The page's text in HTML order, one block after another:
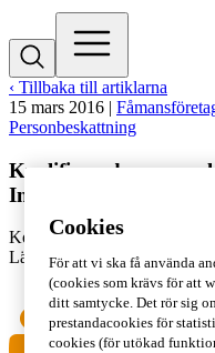
‹ Tillbaka till artiklarna
15 mars 2016 |
Personbeskattning
Kvalificerade
Incitamentsutrednings
KontaktaPwC
Lästid: 4 min
Cookies
För att vi ska få använda
(cookies som krävs för att
ditt samtycke. Det rör sig
prestandacookies för
cookies (för utökad